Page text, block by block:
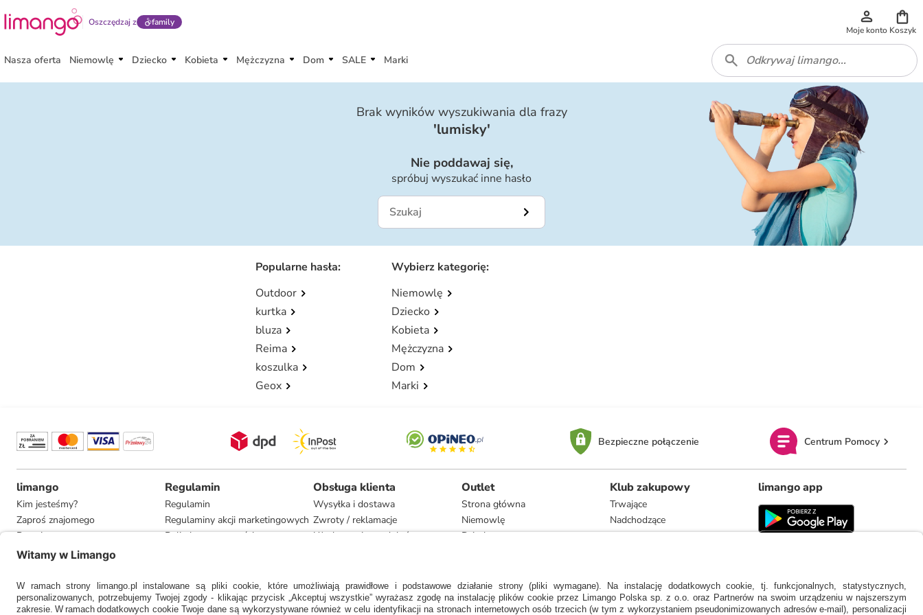
Oszczędzaj z family
Moje konto Koszyk
Nasza oferta Niemowlę Dziecko Kobieta Mężczyzna Dom SALE Marki
Brak wyników wyszukiwania dla frazy
'lumisky'
Nie poddawaj się,
spróbuj wyszukać inne hasło
Popularne hasła:
Outdoor
kurtka
bluza
Reima
koszulka
Geox
Wybierz kategorię:
Niemowlę
Dziecko
Kobieta
Mężczyzna
Dom
Marki
Bezpieczne połączenie Centrum Pomocy
limango
Kim jesteśmy?
Zaproś znajomego
Pracuj u nas
Informacje dla prasy
Regulamin
Regulamin
Regulaminy akcji marketingowych
Polityka prywatności
Obsługa klienta
Wysyłka i dostawa
Zwroty / reklamacje
Użytkowanie produktów
Zgodność z umową i naprawa
Outlet
Strona główna
Niemowlę
Dziecko
Dom
Marki
Klub zakupowy
Trwające
Nadchodzące
limango app